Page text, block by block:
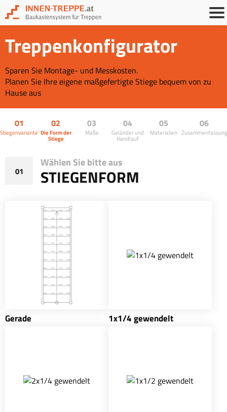
Treppenkonfigurator
Sparen Sie Montage- und Messkosten.
Planen Sie Ihre eigene maßgefertigte Stiege bequem von zu
Hause aus
01
Stiegenvariante
02
Die Form der
Stiege
03
Maße
04
Geländer und
Handlauf
05
Materialien
06
01
Wählen Sie bitte aus
STIEGENFORM
Gerade 1x1/4 gewendelt